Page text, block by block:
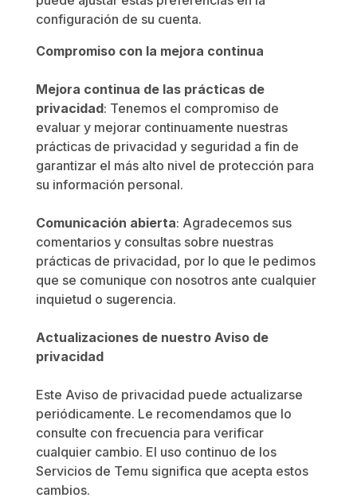
configuración de su cuenta.
Compromiso con la mejora continua
Mejora continua de las prácticas de
privacidad: Tenemos el compromiso de
evaluar y mejorar continuamente nuestras
prácticas de privacidad y seguridad a fin de
garantizar el más alto nivel de protección para
su información personal.
Comunicación abierta: Agradecemos sus
comentarios y consultas sobre nuestras
prácticas de privacidad, por lo que le pedimos
que se comunique con nosotros ante cualquier
inquietud o sugerencia.
Actualizaciones de nuestro Aviso de
privacidad
Este Aviso de privacidad puede actualizarse
periódicamente. Le recomendamos que lo
consulte con frecuencia para verificar
cualquier cambio. El uso continuo de los
Servicios de Temu significa que acepta estos
cambios.